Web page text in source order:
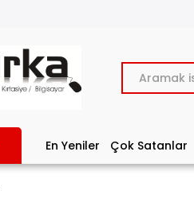
En Yeniler Çok Satanlar